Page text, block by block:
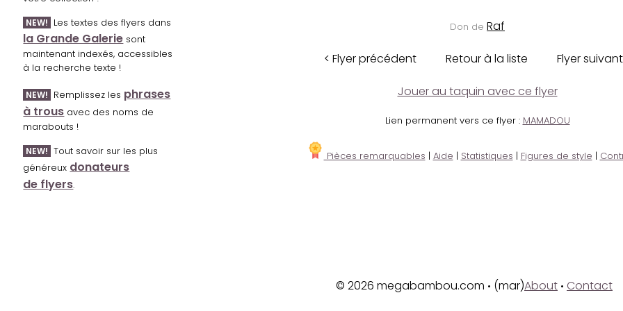
NEW! Les textes des flyers dans
la Grande Galerie sont
maintenant indexés, accessibles
à la recherche texte !
NEW! Remplissez les phrases
à trous avec des noms de
marabouts !
NEW! Tout savoir sur les plus
généreux donateurs
de flyers.
Don de Raf
< Flyer précédent Retour à la liste Flyer
Jouer au taquin avec ce flyer
Lien permanent vers ce flyer : MAMADOU
Pièces remarquables | Aide | Statistiques | Figures de style |
© 2026 megabambou.com • (mar)About • Contact